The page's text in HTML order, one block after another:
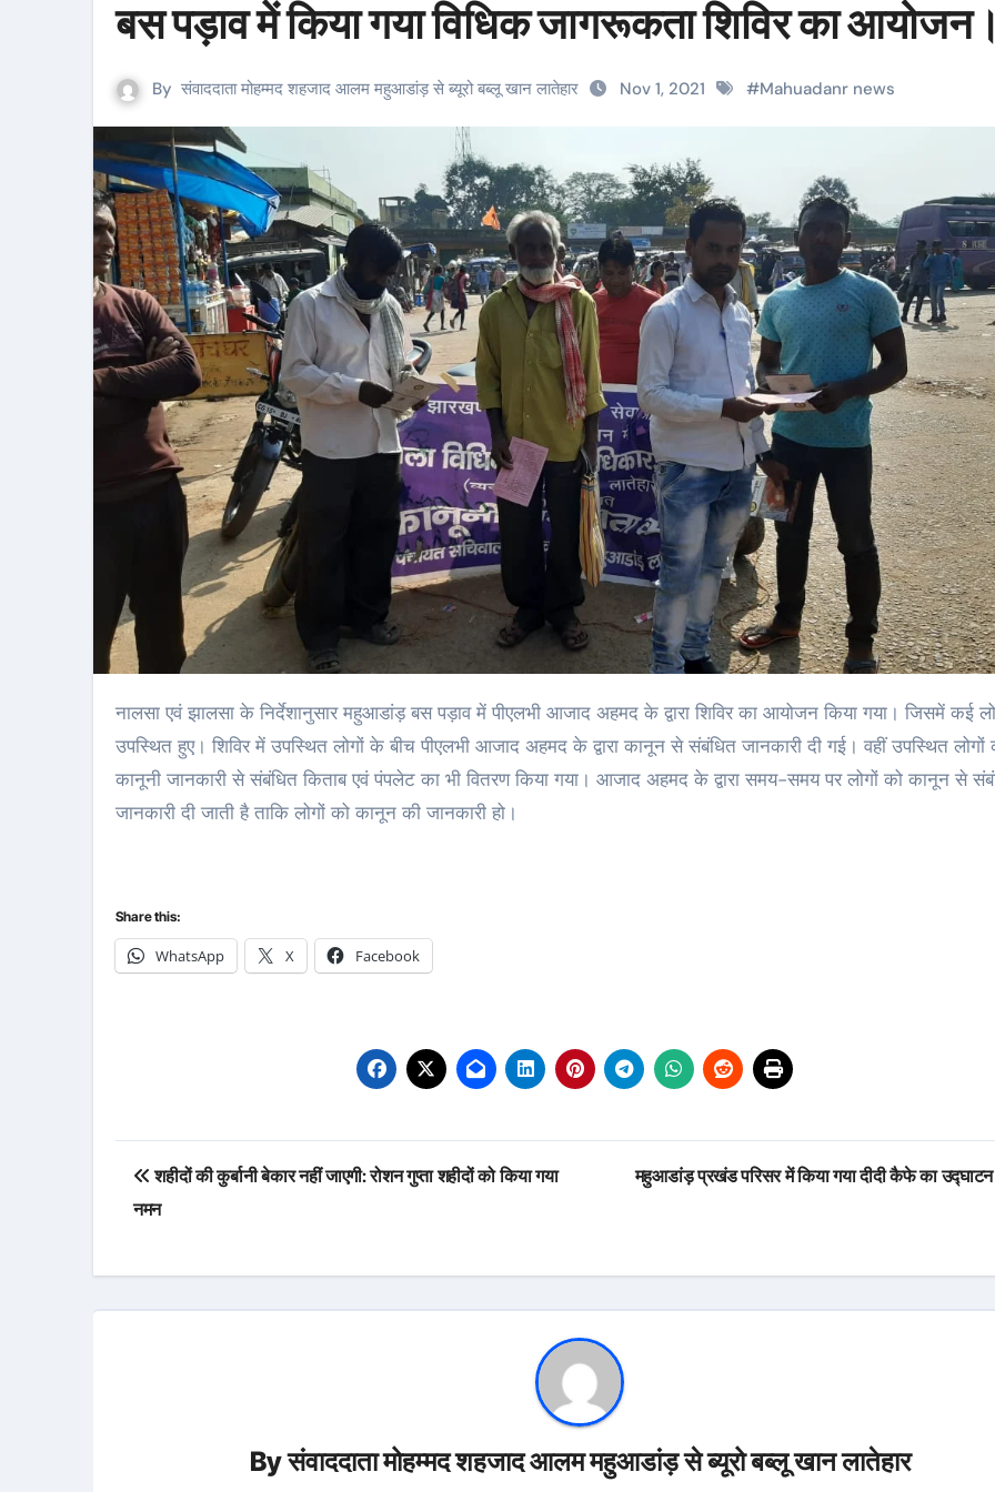
बस पड़ाव में किया गया विधिक जागरूकता शिविर का
By संवाददाता मोहम्मद शहजाद आलम महुआडांड़ से ब्यूरो बब्लू खान लातेहार Nov 1, 2021 #Mahuadanr news
नालसा एवं झालसा के निर्देशानुसार महुआडांड़ बस पड़ाव में पीएलभी आजाद अहमद के द्वारा शिविर का आयोजन किया गया। जिसमें कई लोग
उपस्थित हुए। शिविर में उपस्थित लोगों के बीच पीएलभी आजाद अहमद के द्वारा कानून से संबंधित जानकारी दी गई। वहीं उपस्थित लोगों
कानूनी जानकारी से संबंधित किताब एवं पंपलेट का भी वितरण किया गया। आजाद अहमद के द्वारा समय-समय पर लोगों को कानून से
जानकारी दी जाती है ताकि लोगों को कानून की जानकारी हो।
Share this:
WhatsApp X Facebook
Post
navigation
शहीदों की कुर्बानी बेकार नहीं जाएगी: रोशन गुप्ता शहीदों को किया गया
नमन
महुआडांड़ प्रखंड परिसर में किया गया दीदी कैफे का
Byसंवाददाता मोहम्मद शहजाद आलम महुआडांड़ से ब्यूरो बब्लू खान लातेहार